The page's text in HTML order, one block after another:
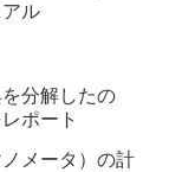
ル
分解したの
ポート
メータ）の計